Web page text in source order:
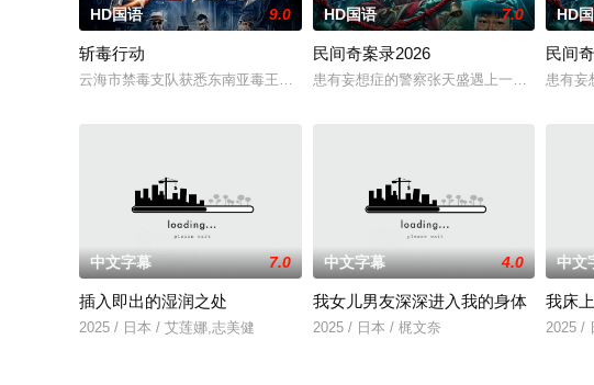
HD国语 9.0
斩毒行动
云海市禁毒支队获悉东南亚毒王廖爷将携600余公斤毒品来云交易，火速成立“斩
HD国语 7.0
民间奇案录2026
患有妄想症的警察张天盛遇上一起离奇的神
HD
民间
患有妄
中文字幕 7.0
插入即出的湿润之处
2025 / 日本 / 艾莲娜,志美健
中文字幕 4.0
我女儿男友深深进入我的身体
2025 / 日本 / 梶文奈
中文
我床
2025 /